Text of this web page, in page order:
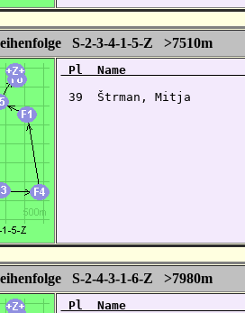
S-2-3-4-1-5-Z >7510m
Pl  Name
39  Štrman, Mitja
S-2-4-3-1-6-Z >7980m
Pl  Name